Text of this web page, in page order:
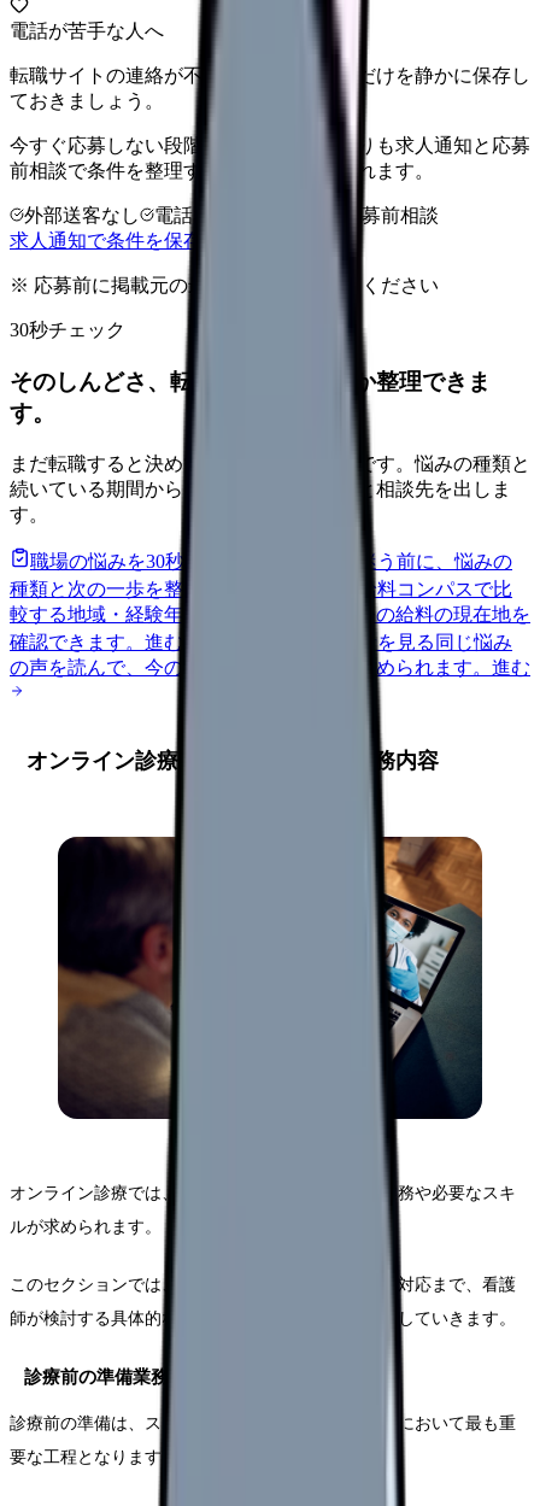
電話が苦手な人へ
転職サイトの連絡が不安なら、希望条件だけを静かに保存し
ておきましょう。
今すぐ応募しない段階では、電話相談よりも求人通知と応募
前相談で条件を整理すると負担を抑えられます。
外部送客なし 電話なしで条件保存
応募前相談
求人通知で条件を保存する
※ 応募前に掲載元の最新情報を確認してください
30秒チェック
そのしんどさ、転職すべきサインか整理できま
す。
まだ転職すると決めていなくても大丈夫です。悩みの種類と
続いている期間から、次に見るべき記事と相談先を出しま
す。
職場の悩みを30秒で診断
辞めるべきか迷う前に、悩みの
種類と次の一歩を整理します。
給料コンパスで比
較する地域・経験年数・施設形態から、今の給料の現在地を
確認できます。 進む 匿名掲示板で本音を見る 同じ悩み
の声を読んで、今の職場だけの問題か確かめられます。 進む
オンライン診療における看護師の業務内容
オンライン診療では、従来の対面診療とは異なる業務や必要なスキ
ルが求められます。
このセクションでは、フローの準備から実施、事後対応まで、看護
師が検討する具体的な業務内容について詳しく解説していきます。
診療前の準備業務
診療前の準備は、スムーズなオンライン診療の実施において最も重
要な工程となります。